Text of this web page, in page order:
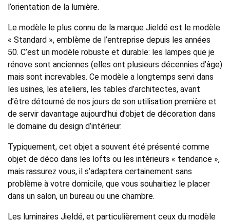
l’orientation de la lumière.
Le modèle le plus connu de la marque Jieldé est le modèle
« Standard », emblème de l’entreprise depuis les années
50. C’est un modèle robuste et durable: les lampes que je
rénove sont anciennes (elles ont plusieurs décennies d’âge)
mais sont increvables. Ce modèle a longtemps servi dans
les usines, les ateliers, les tables d’architectes, avant
d’être détourné de nos jours de son utilisation première et
de servir davantage aujourd’hui d’objet de décoration dans
le domaine du design d’intérieur.
Typiquement, cet objet a souvent été présenté comme
objet de déco dans les lofts ou les intérieurs « tendance »,
mais rassurez vous, il s’adaptera certainement sans
problème à votre domicile, que vous souhaitiez le placer
dans un salon, un bureau ou une chambre.
Les luminaires Jieldé, et particulièrement ceux du modèle